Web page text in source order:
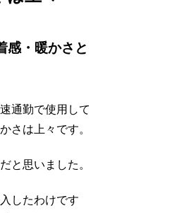
感・暖かさと
通勤で使用して
さは上々です。
と思いました。
したわけです